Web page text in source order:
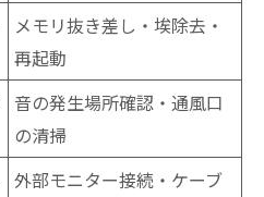
メモリ抜き差し・埃除去・
再起動
音の発生場所確認・通風口
の清掃
外部モニター接続・ケーブ